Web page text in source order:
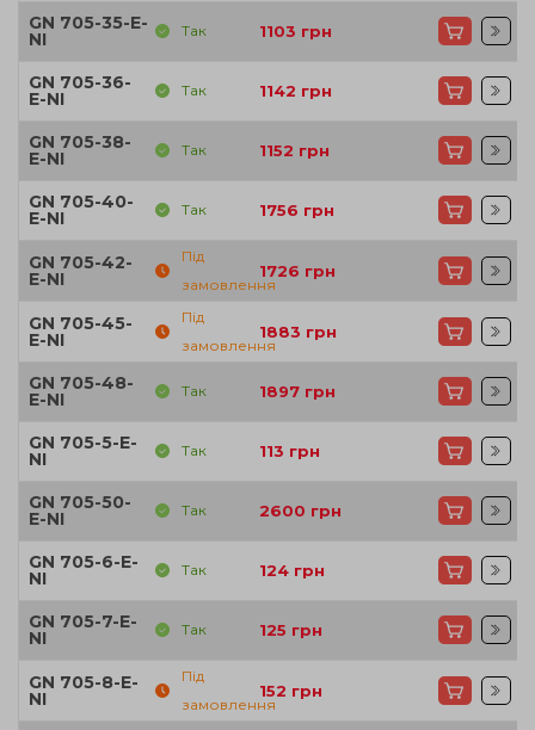
GN 705-35-E-
NI Так 1103 грн
GN 705-36-
E-NI Так 1142 грн
GN 705-38-
E-NI Так 1152 грн
GN 705-40-
E-NI Так 1756 грн
GN 705-42-
E-NI
Під
замовлення
1726 грн
GN 705-45-
E-NI
Під
замовлення
1883 грн
GN 705-48-
E-NI Так 1897 грн
GN 705-5-E-
NI Так 113 грн
GN 705-50-
E-NI Так 2600 грн
GN 705-6-E-
NI Так 124 грн
GN 705-7-E-
NI Так 125 грн
GN 705-8-E-
NI
Під
замовлення
152 грн